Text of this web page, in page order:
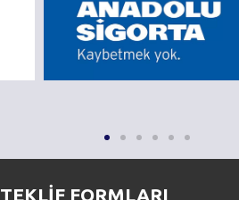
TEKLİF FORMLARI